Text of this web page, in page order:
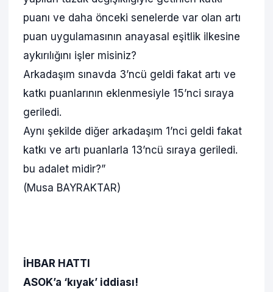
puanı ve daha önceki senelerde var olan artı
puan uygulamasının anayasal eşitlik ilkesine
aykırılığını işler misiniz?
Arkadaşım sınavda 3’ncü geldi fakat artı ve
katkı puanlarının eklenmesiyle 15’nci sıraya
geriledi.
Aynı şekilde diğer arkadaşım 1’nci geldi fakat
katkı ve artı puanlarla 13’ncü sıraya geriledi.
bu adalet midir?”
(Musa BAYRAKTAR)
İHBAR HATTI
ASOK’a ‘kıyak’ iddiası!